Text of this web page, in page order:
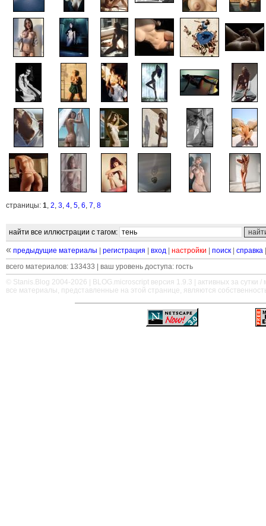
страницы: 1, 2, 3, 4, 5, 6, 7, 8
найти все иллюстрации с тагом:
« предыдущие материалы регистрация вход настройки поиск справка
всего материалов: 133433 | ваш уровень доступа: гость
© Stanis.Blog 2004-2026 |
BLOG.microscript версия 1.9.3 | активных за сутки /
все материалы, представленные на этой странице, являются
————————————————————